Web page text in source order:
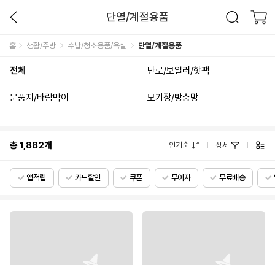
단열/계절용품
홈 생활/주방 수납/청소용품/욕실 단열/계절용품
전체 난로/보일러/핫팩
문풍지/바람막이 모기장/방충망
총1,882개 인기순 상세
앱적립 카드할인 쿠폰 무이자 무료배송